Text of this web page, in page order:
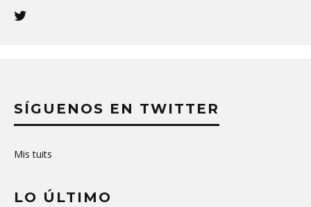
SÍGUENOS EN TWITTER
Mis tuits
LO ÚLTIMO